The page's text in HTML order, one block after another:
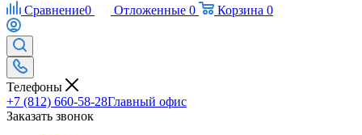
Сравнение0 Отложенные 0 Корзина 0
Телефоны
+7 (812) 660-58-28Главный офис
Заказать звонок